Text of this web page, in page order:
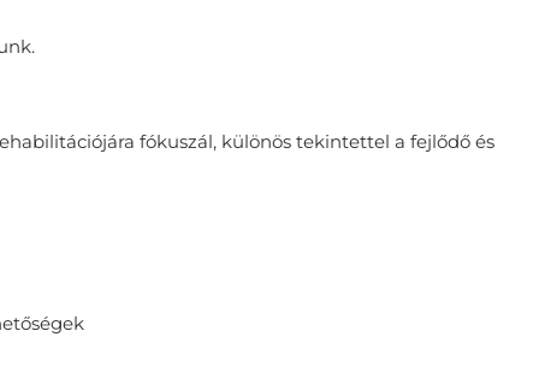
fókuszál, különös tekintettel a fejlődő és